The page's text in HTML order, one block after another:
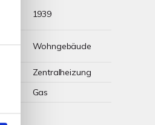
1939
Wohngebäude
Zentralheizung
Gas